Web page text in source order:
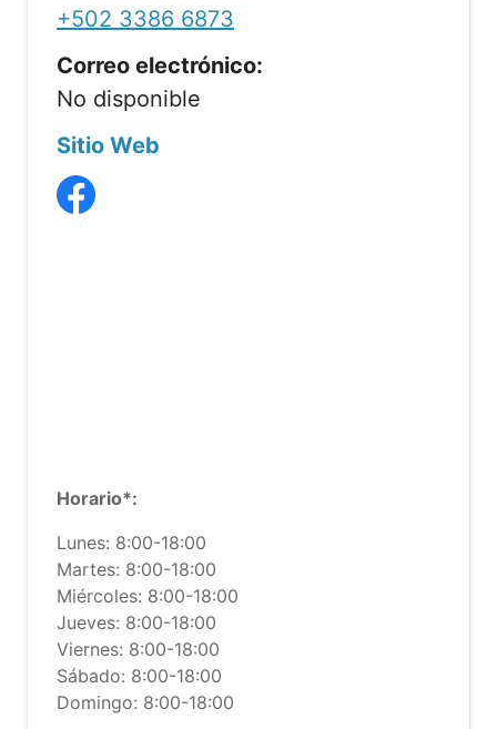
+502 3386 6873
Correo electrónico:
No disponible
Sitio Web
Horario*:
Lunes: 8:00-18:00
Martes: 8:00-18:00
Miércoles: 8:00-18:00
Jueves: 8:00-18:00
Viernes: 8:00-18:00
Sábado: 8:00-18:00
Domingo: 8:00-18:00